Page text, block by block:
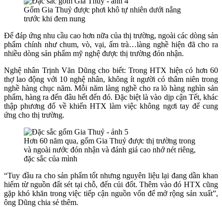
Gốm Gia Thuỷ được phơi khô tự nhiên dưới nắng
trước khi đem nung
Để đáp ứng nhu cầu cao hơn nữa của thị trường, ngoài các dòng sản
phẩm chính như chum, vò, vại, ấm trà…làng nghề hiện đã cho ra
nhiều dòng sản phẩm mỹ nghệ được thị trường đón nhận.
Nghệ nhân Trịnh Văn Dũng cho biết: Trong HTX hiện có hơn 60
thợ lao động với 10 nghệ nhân, không ít người có thâm niên trong
nghề hàng chục năm. Mỗi năm làng nghề cho ra lò hàng nghìn sản
phẩm, hàng ra đến đâu hết đến đó. Đặc biệt là vào dịp cận Tết, khác
thập phương đổ về khiến HTX làm việc không ngơi tay để cung
ứng cho thị trường.
Hơn 60 năm qua, gốm Gia Thuỷ được thị trường trong
và ngoài nước đón nhận và đánh giá cao nhớ nét riêng,
đặc sắc của mình
“Tuy đầu ra cho sản phẩm tốt nhưng nguyên liệu lại đang dần khan
hiếm từ nguồn đất sét tại chỗ, đến củi đốt. Thêm vào đó HTX cũng
gặp khó khăn trong việc tiếp cận nguồn vốn để mở rộng sản xuất”,
ông Dũng chia sẻ thêm.